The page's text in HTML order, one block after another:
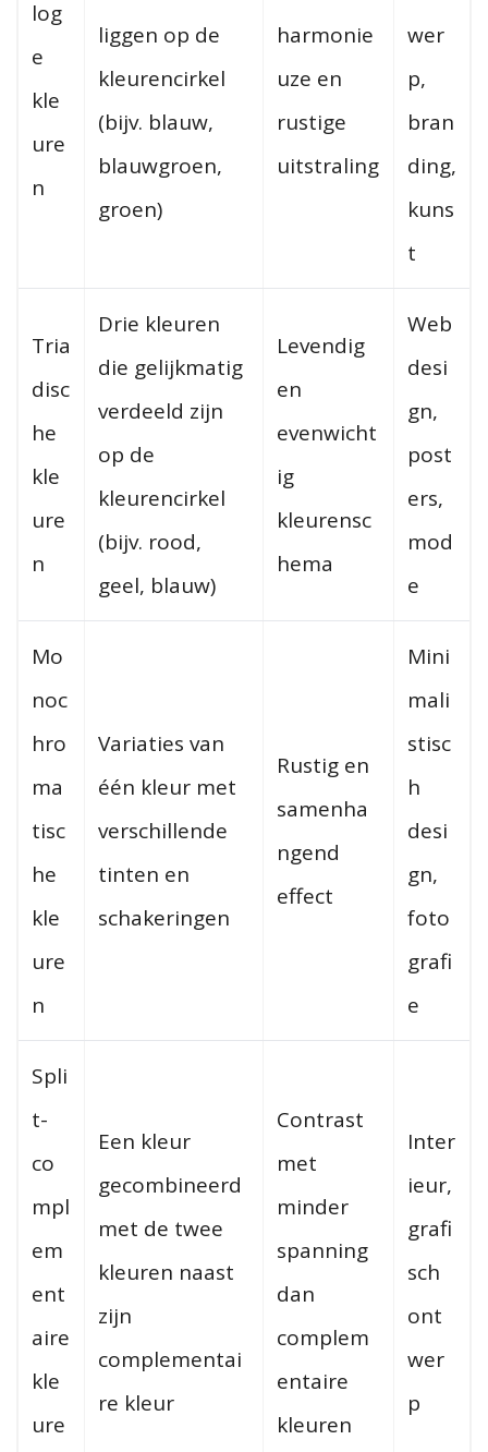
log
e
kle
ure
n
liggen op de
kleurencirkel
(bijv. blauw,
blauwgroen,
groen)
harmonie
uze en
rustige
uitstraling
wer
p,
bran
ding,
kuns
t
Tria
disc
he
kle
ure
n
Drie kleuren
die gelijkmatig
verdeeld zijn
op de
kleurencirkel
(bijv. rood,
geel, blauw)
Levendig
en
evenwicht
ig
kleurensc
hema
Web
desi
gn,
post
ers,
mod
e
Mo
noc
hro
ma
tisc
he
kle
ure
n
Variaties van
één kleur met
verschillende
tinten en
schakeringen
Rustig en
samenha
ngend
effect
Mini
mali
stisc
h
desi
gn,
foto
grafi
e
Spli
t-
co
mpl
em
ent
aire
kle
ure
Een kleur
gecombineerd
met de twee
kleuren naast
zijn
complementai
re kleur
Contrast
met
minder
spanning
dan
complem
entaire
kleuren
Inter
ieur,
grafi
sch
ont
wer
p